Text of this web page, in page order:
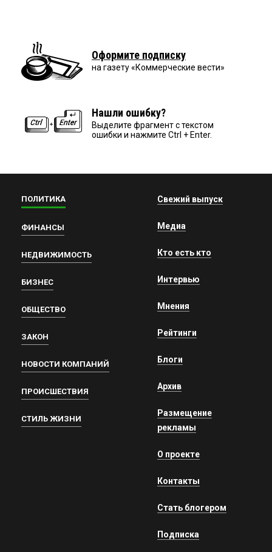
Оформите подписку
на газету «Коммерческие вести»
Нашли ошибку?
Выделите фрагмент с текстом
ошибки и нажмите Ctrl + Enter.
ПОЛИТИКА
ФИНАНСЫ
НЕДВИЖИМОСТЬ
БИЗНЕС
ОБЩЕСТВО
ЗАКОН
НОВОСТИ КОМПАНИЙ
ПРОИСШЕСТВИЯ
СТИЛЬ ЖИЗНИ
Свежий выпуск
Медиа
Кто есть кто
Интервью
Мнения
Рейтинги
Блоги
Архив
Размещение
рекламы
О проекте
Контакты
Стать блогером
Подписка